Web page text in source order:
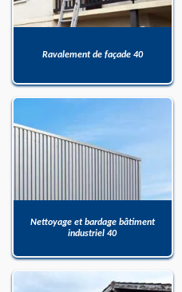
Ravalement de façade 40
Nettoyage et bardage bâtiment
industriel 40